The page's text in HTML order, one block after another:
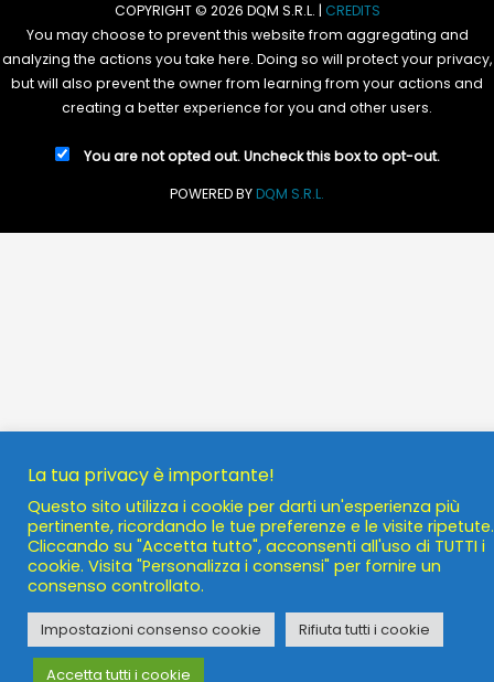
COPYRIGHT © 2026 DQM S.R.L. | CREDITS
You may choose to prevent this website from aggregating and
analyzing the actions you take here. Doing so will protect your privacy,
but will also prevent the owner from learning from your actions and
creating a better experience for you and other users.
You are not opted out. Uncheck this box to opt-out.
POWERED BYDQM S.R.L.
La tua privacy è importante!
Questo sito utilizza i cookie per darti un'esperienza più
pertinente, ricordando le tue preferenze e le visite ripetute.
Cliccando su "Accetta tutto", acconsenti all'uso di TUTTI i
cookie. Visita "Personalizza i consensi" per fornire un
consenso controllato.
Impostazioni consenso cookie Rifiuta tutti i cookie
Accetta tutti i cookie